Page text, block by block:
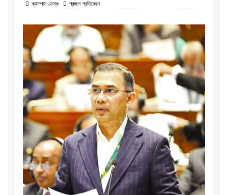
ক্যাম্পাস ডেস্ক প্রচ্ছদ প্রতিবেদন